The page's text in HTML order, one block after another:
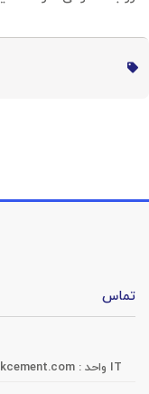
تماس
IT واحد :